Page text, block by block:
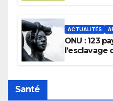
ACTUALITÉS
ONU : 123
Santé